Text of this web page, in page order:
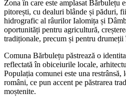
Zona în care este amplasat Bărbulețu
pitorești, cu dealuri blânde și păduri,
hidrografic al râurilor Ialomița și
oportunități pentru agricultură,
tradiționale, precum și pentru drumeții
Comuna Bărbulețu păstrează o
reflectată în obiceiurile locale,
Populația comunei este una
români, ce pun accent pe păstrarea
moștenite.